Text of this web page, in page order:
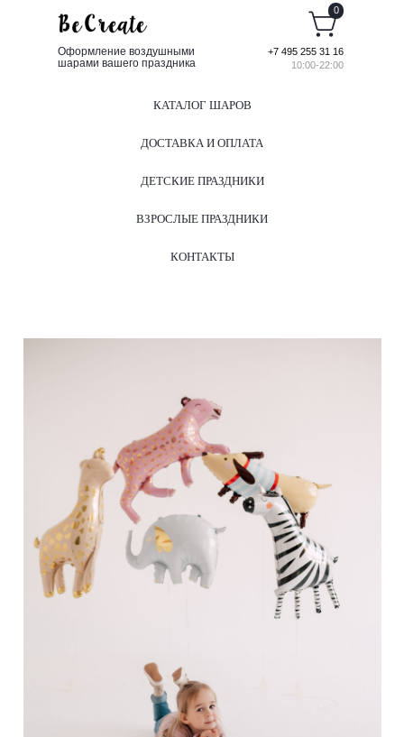
Оформление воздушными
шарами вашего праздника
+7 495 255 31 16
10:00-22:00
0
КАТАЛОГ ШАРОВ
ДОСТАВКА И ОПЛАТА
ДЕТСКИЕ ПРАЗДНИКИ
ВЗРОСЛЫЕ ПРАЗДНИКИ
КОНТАКТЫ